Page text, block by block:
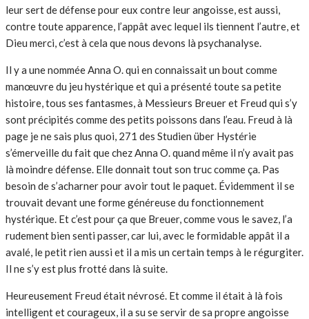
leur sert de défense pour eux contre leur angoisse, est aussi,
contre toute apparence, l’appât avec lequel ils tiennent l’autre, et
Dieu merci, c’est à cela que nous devons là psychanalyse.
Il y a une nommée Anna O. qui en connaissait un bout comme
manœuvre du jeu hystérique et qui a présenté toute sa petite
histoire, tous ses fantasmes, à Messieurs Breuer et Freud qui s’y
sont précipités comme des petits poissons dans l’eau. Freud à là
page je ne sais plus quoi, 271 des Studien über Hystérie
s’émerveille du fait que chez Anna O. quand même il n’y avait pas
là moindre défense. Elle donnait tout son truc comme ça. Pas
besoin de s’acharner pour avoir tout le paquet. Évidemment il se
trouvait devant une forme généreuse du fonctionnement
hystérique. Et c’est pour ça que Breuer, comme vous le savez, l’a
rudement bien senti passer, car lui, avec le formidable appât il a
avalé, le petit rien aussi et il a mis un certain temps à le régurgiter.
Il ne s’y est plus frotté dans là suite.
Heureusement Freud était névrosé. Et comme il était à là fois
intelligent et courageux, il a su se servir de sa propre angoisse